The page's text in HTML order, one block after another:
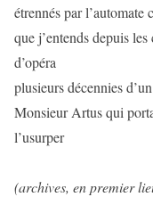
étrennés par l’automate
que j’entends depuis
d’opéra
plusieurs décennies
Monsieur Artus qui
l’usurper
(archives, en premier